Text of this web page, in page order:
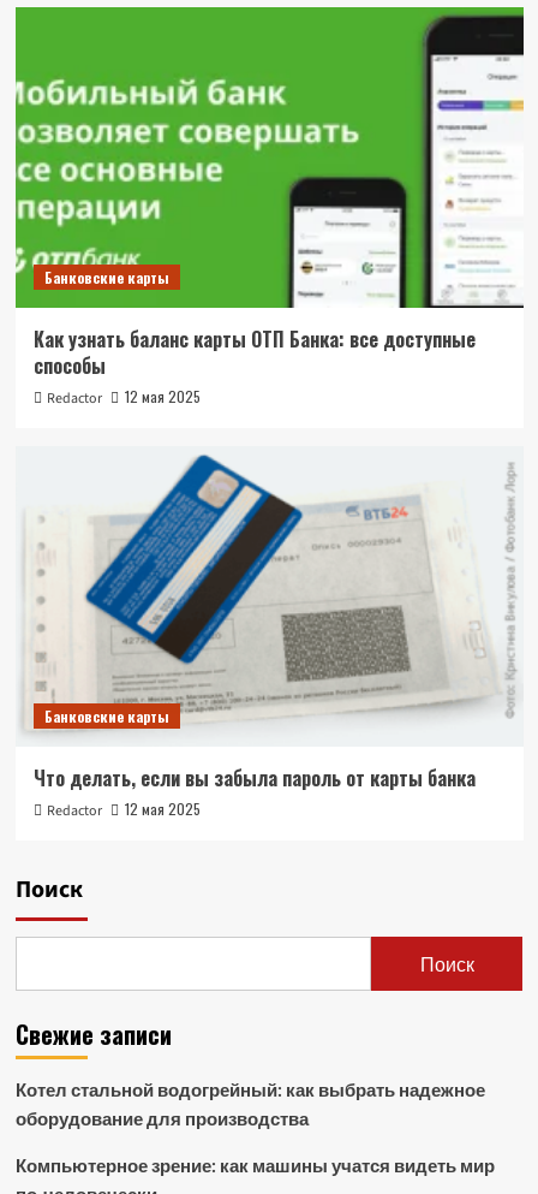
Банковские карты
Как узнать баланс карты ОТП Банка: все доступные
способы
Redactor 12 мая 2025
Банковские карты
Что делать, если вы забыла пароль от карты банка
Redactor 12 мая 2025
Поиск
Поиск
Свежие записи
Котел стальной водогрейный: как выбрать надежное
оборудование для производства
Компьютерное зрение: как машины учатся видеть мир